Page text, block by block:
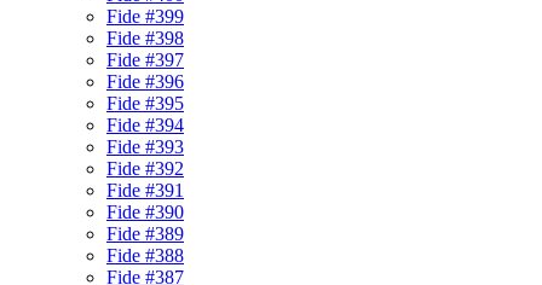
Fide #399
Fide #398
Fide #397
Fide #396
Fide #395
Fide #394
Fide #393
Fide #392
Fide #391
Fide #390
Fide #389
Fide #388
Fide #387